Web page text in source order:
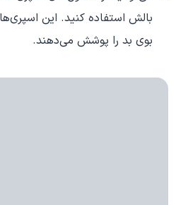
بالش استفاده کنید. این
بوی بد را پوشش می‌دهند.